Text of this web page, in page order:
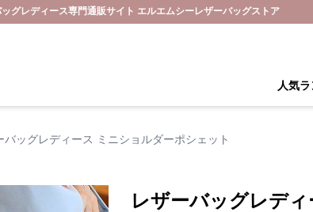
ッグレディース専門通販サイト エルエムシーレザーバッグストア
人気
バッグレディース ミニショルダーポシェット
レザーバッグレデ